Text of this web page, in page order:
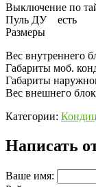
Выключение по
Пуль ДУ есть
Размеры
Вес внутреннего
Габариты моб.
Габариты
Вес внешнего
Категории:
Написать
Ваше имя: